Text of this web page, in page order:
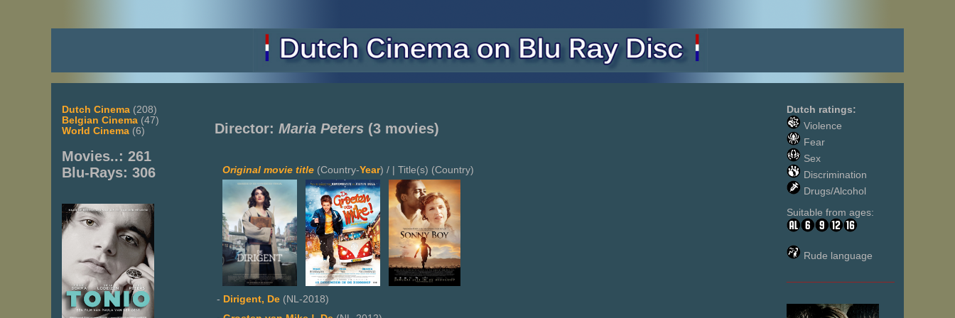
Dutch Cinema (208)
Belgian Cinema (47)
World Cinema (6)
Movies..: 261
Blu-Rays: 306
Dutch ratings:
Violence
Fear
Sex
Discrimination
Drugs/Alcohol
Suitable from ages:
Rude language
Director: Maria Peters (3 movies)
Original movie title (Country-Year) / | Title(s) (Country)
- Dirigent, De (NL-2018)